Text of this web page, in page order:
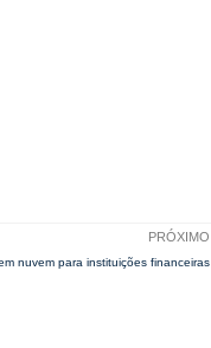
PRÓXIMO
nuvem para instituições financeiras